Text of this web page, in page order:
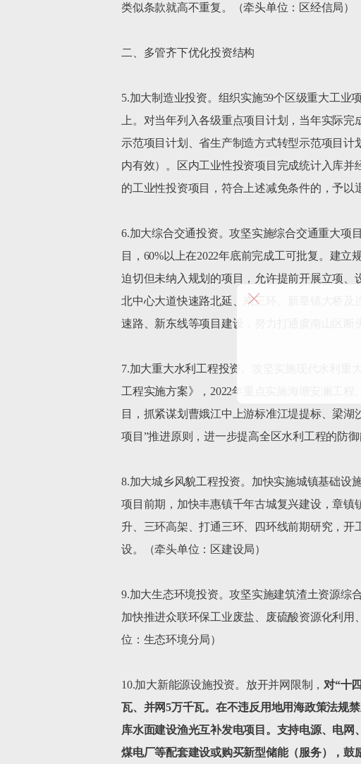
类似条款就高不重复。（牵头单位：区经信局）
二、多管齐下优化投资结构
5.加大制造业投资。组织实施59个区级重大工业
上。对当年列入各级重点项目计划，当年实际
示范项目计划、省生产制造方式转型示范项目
内有效）。区内工业性投资项目完成统计入库并
的工业性投资项目，符合上述减免条件的，予以
6.加大综合交通投资。攻坚实施综合交通重大项
目，60%以上在2022年底前完成工可批复。建
迫切但未纳入规划的项目，允许提前开展立项
北中心大道快速路北延、南三环、新章镇大桥
速路、新东线等项目建设，努力打通虞南山区断
7.加大重大水利工程投资。攻坚实施现代水利重
工程实施方案》，2022年重点实施海塘安澜工
目，抓紧谋划曹娥江中上游标准江堤提标、梁
项目”推进原则，进一步提高全区水利工程的防
8.加大城乡风貌工程投资。加快实施城镇基础设
项目前期，加快丰惠镇千年古城复兴建设，章
升、三环高架、打通三环、四环线前期研究，
设。（牵头单位：区建设局）
9.加大生态环境投资。攻坚实施建筑渣土资源综
加快推进众联环保工业废盐、废硫酸资源化利
位：生态环境分局）
10.加大新能源设施投资。放开并网限制， 对“十
瓦、并网5万千瓦。在不违反用地用海政策法规
库水面建设渔光互补发电项目。支持电源、电网
煤电厂等配套建设或购买新型储能（服务），